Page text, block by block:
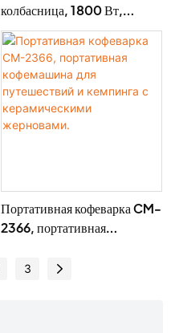
колбасница, 1800 Вт,
алюминиевая, MGG
Портативная кофеварка CM-
2366, портативная
путешествий и кемпинга с
3